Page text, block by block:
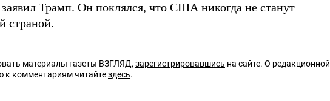
Трамп. Он поклялся, что США никогда не станут
страной.
материалы газеты ВЗГЛЯД,зарегистрировавшись на сайте. О редакционной
к комментариям читайтездесь.